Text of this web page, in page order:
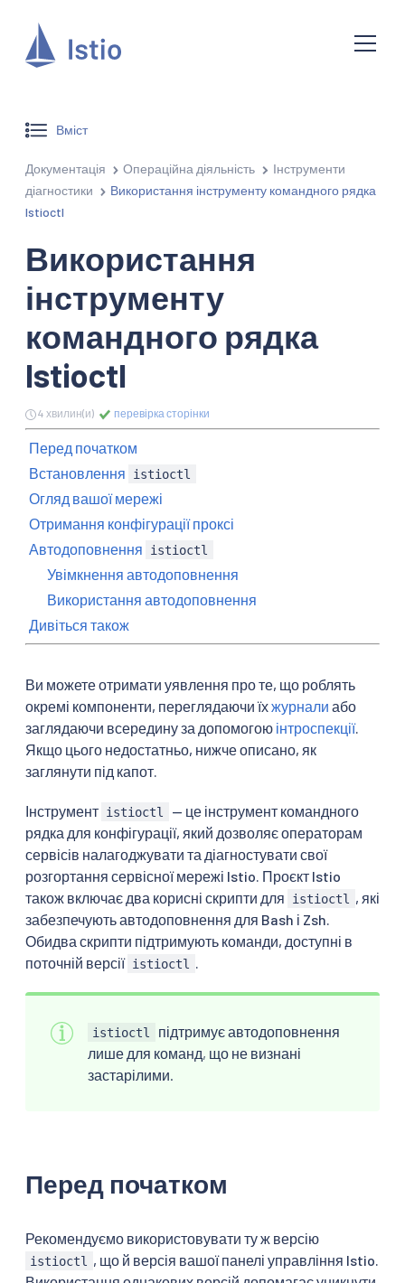
Вміст
Документація Операційна діяльність
Інструменти
діагностики
Використання інструменту командного рядка
Istioctl
Використання
інструменту
командного рядка
Istioctl
4 хвилин(и) перевірка сторінки
Перед початком
Встановлення
istioctl
Огляд вашої мережі
Отримання конфігурації проксі
Автодоповнення
istioctl
Увімкнення автодоповнення
Використання автодоповнення
Дивіться також
Ви можете отримати уявлення про те, що роблять
окремі компоненти, переглядаючи їхжурнали або
заглядаючи всередину за допомогою інтроспекції.
Якщо цього недостатньо, нижче описано, як
заглянути під капот.
Інструмент istioctl
— це інструмент командного
рядка для конфігурації, який дозволяє операторам
сервісів налагоджувати та діагностувати свої
розгортання сервісної мережі Istio. Проєкт Istio
також включає два корисні скрипти для
istioctl
, які
забезпечують автодоповнення для Bash і Zsh.
Обидва скрипти підтримують команди, доступні в
поточній версії istioctl
istioctl
підтримує автодоповнення
лише для команд, що не визнані
застарілими.
Перед початком
Рекомендуємо використовувати ту ж версію
istioctl
, що й версія вашої панелі управління Istio.